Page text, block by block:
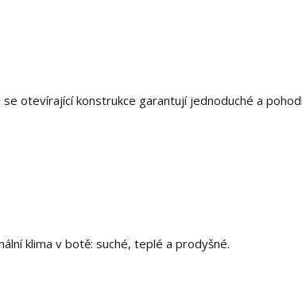
otevírající konstrukce garantují jednoduché a
klima v botě: suché, teplé a prodyšné.